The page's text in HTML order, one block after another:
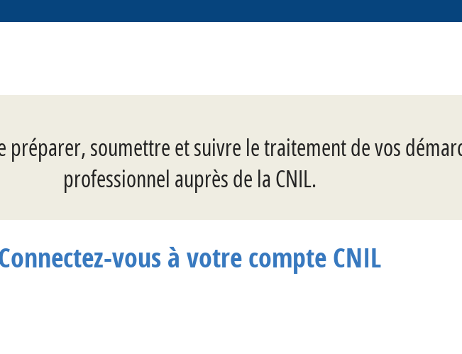
soumettre et suivre le traitement de vos
professionnel auprès de la CNIL.
vous à votre compte CNIL